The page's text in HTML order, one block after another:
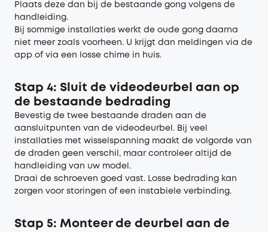
Plaats deze dan bij de bestaande gong volgens de
handleiding.
Bij sommige installaties werkt de oude gong daarna
niet meer zoals voorheen. U krijgt dan meldingen via de
app of via een losse chime in huis.
Stap 4: Sluit de videodeurbel aan op
de bestaande bedrading
Bevestig de twee bestaande draden aan de
aansluitpunten van de videodeurbel. Bij veel
installaties met wisselspanning maakt de volgorde van
de draden geen verschil, maar controleer altijd de
handleiding van uw model.
Draai de schroeven goed vast. Losse bedrading kan
zorgen voor storingen of een instabiele verbinding.
Stap 5: Monteer de deurbel aan de